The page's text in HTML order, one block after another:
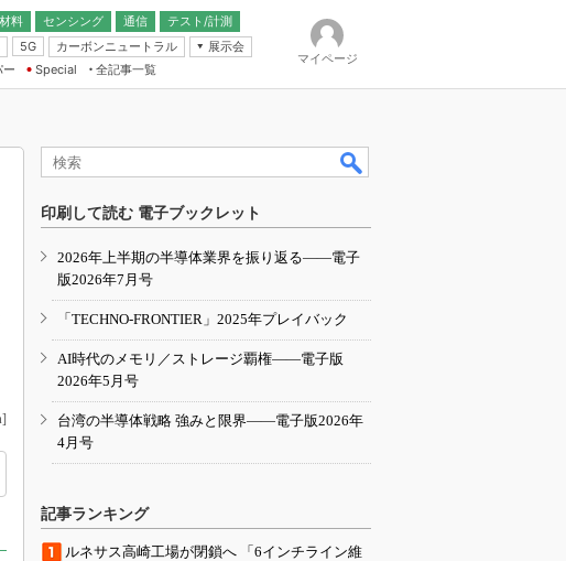
料 センシング
通信
テスト/計測
5G カーボンニュートラル
展示会
エッジコンピューティング
FRONTIER
くるま展
ー
Special
全記事一覧
マイページ
]
印刷して読む 電子ブックレット
2026年上半期の半導体業界を振り返る――電子
版2026年7月号
「TECHNO-FRONTIER」2025年プレイバック
AI時代のメモリ／ストレージ覇権――電子版
2026年5月号
台湾の半導体戦略 強みと限界――電子版2026年
4月号
記事ランキング
ルネサス高崎工場が閉鎖へ 「6インチライン維